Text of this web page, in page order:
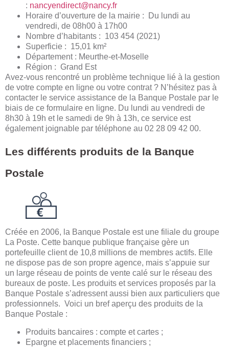
: nancyendirect@nancy.fr
Horaire d’ouverture de la mairie : Du lundi au
vendredi, de 08h00 à 17h00
Nombre d’habitants : 103 454 (2021)
Superficie : 15,01 km²
Département : Meurthe-et-Moselle
Région : Grand Est
Avez-vous rencontré un problème technique lié à la gestion
de votre compte en ligne ou votre contrat ? N’hésitez pas à
contacter le service assistance de la Banque Postale par le
biais de ce formulaire en ligne. Du lundi au vendredi de
8h30 à 19h et le samedi de 9h à 13h, ce service est
également joignable par téléphone au 02 28 09 42 00.
Les différents produits de la Banque
Postale
Créée en 2006, la Banque Postale est une filiale du groupe
La Poste. Cette banque publique française gère un
portefeuille client de 10,8 millions de membres actifs. Elle
ne dispose pas de son propre agence, mais s’appuie sur
un large réseau de points de vente calé sur le réseau des
bureaux de poste. Les produits et services proposés par la
Banque Postale s’adressent aussi bien aux particuliers que
professionnels. Voici un bref aperçu des produits de la
Banque Postale :
Produits bancaires : compte et cartes ;
Epargne et placements financiers ;